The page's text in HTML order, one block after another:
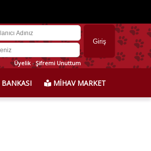
Üyelik-Şifremi Unuttum
MİHAV MARKET